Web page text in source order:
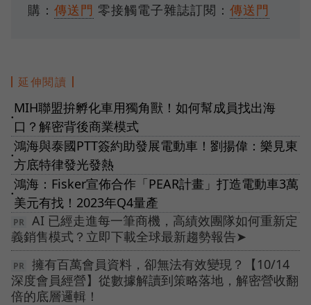
購： 傳送門 零接觸電子雜誌訂閱： 傳送門
延伸閱讀
●
MIH聯盟拚孵化車用獨角獸！如何幫成員找出海
口？解密背後商業模式
●
鴻海與泰國PTT簽約助發展電動車！劉揚偉：樂見東
方底特律發光發熱
●
鴻海：Fisker宣佈合作「PEAR計畫」打造電動車3萬
美元有找！2023年Q4量產
AI 已經走進每一筆商機，高績效團隊如何重新定
義銷售模式？立即下載全球最新趨勢報告➤
擁有百萬會員資料，卻無法有效變現？【10/14
深度會員經營】從數據解讀到策略落地，解密營收翻
倍的底層邏輯！